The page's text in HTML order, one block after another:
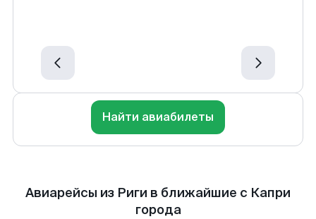
Найти авиабилеты
Авиарейсы из Риги в ближайшие с Капри
города